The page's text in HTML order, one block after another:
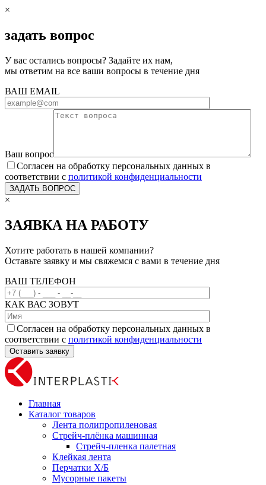
×
задать вопрос
У вас остались вопросы? Задайте их нам,
мы ответим на все ваши вопросы в течение дня
ВАШ EMAIL
Ваш вопрос
Согласен на обработку персональных данных в
соответствии с политикой конфиденциальности
×
ЗАЯВКА НА РАБОТУ
Хотите работать в нашей компании?
Оставьте заявку и мы свяжемся с вами в течение дня
ВАШ ТЕЛЕФОН
КАК ВАС ЗОВУТ
Согласен на обработку персональных данных в
соответствии с политикой конфиденциальности
Главная
Каталог товаров
Лента полипропиленовая
Стрейч-плёнка машинная
Стрейч-пленка палетная
Клейкая лента
Перчатки Х/Б
Мусорные пакеты